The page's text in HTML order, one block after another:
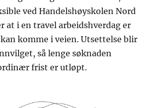
ved Handelshøyskolen Nord
at i en travel arbeidshverdag er
komme i veien. Utsettelse blir
så lenge søknaden
frist er utløpt.